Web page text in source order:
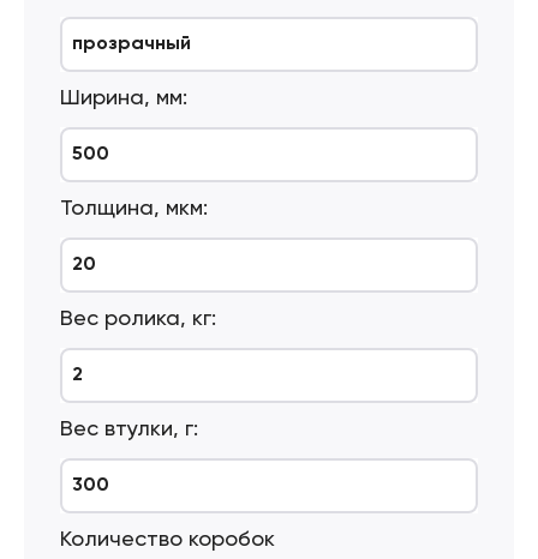
прозрачный
Ширина, мм:
500
Толщина, мкм:
20
Вес ролика, кг:
2
Вес втулки, г:
300
Количество коробок